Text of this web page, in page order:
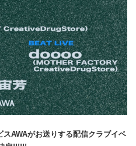
AWAがお送りする配信クラブイベ